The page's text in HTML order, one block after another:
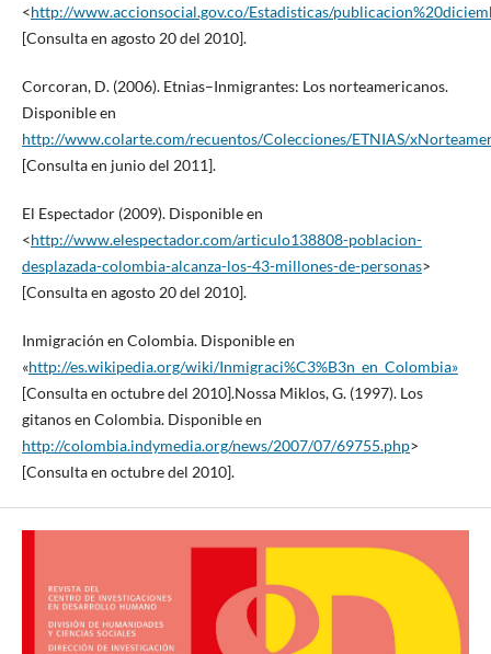
<http://www.accionsocial.gov.co/Estadisticas/
[Consulta en agosto 20 del 2010].
Corcoran, D. (2006). Etnias–Inmigrantes: Los norteamericanos.
Disponible en
http://www.colarte.com/recuentos/Colecciones/ETNIAS/
[Consulta en junio del 2011].
El Espectador (2009). Disponible en
<http://www.elespectador.com/articulo138808-poblacion-
desplazada-colombia-alcanza-los-43-millones-de-personas>
[Consulta en agosto 20 del 2010].
Inmigración en Colombia. Disponible en
«http://es.wikipedia.org/wiki/Inmigraci%C3%B3n_en_Colombia»
[Consulta en octubre del 2010].Nossa Miklos, G. (1997). Los
gitanos en Colombia. Disponible en
http://colombia.indymedia.org/news/2007/07/69755.php>
[Consulta en octubre del 2010].